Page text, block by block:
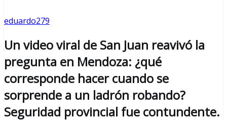
eduardo279
Un video viral de San Juan reavivó la
pregunta en Mendoza: ¿qué
corresponde hacer cuando se
sorprende a un ladrón robando?
Seguridad provincial fue contundente.